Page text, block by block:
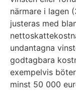
närmare i lagen
justeras med
undantagna
godtagbara
exempelvis
minst 50 000